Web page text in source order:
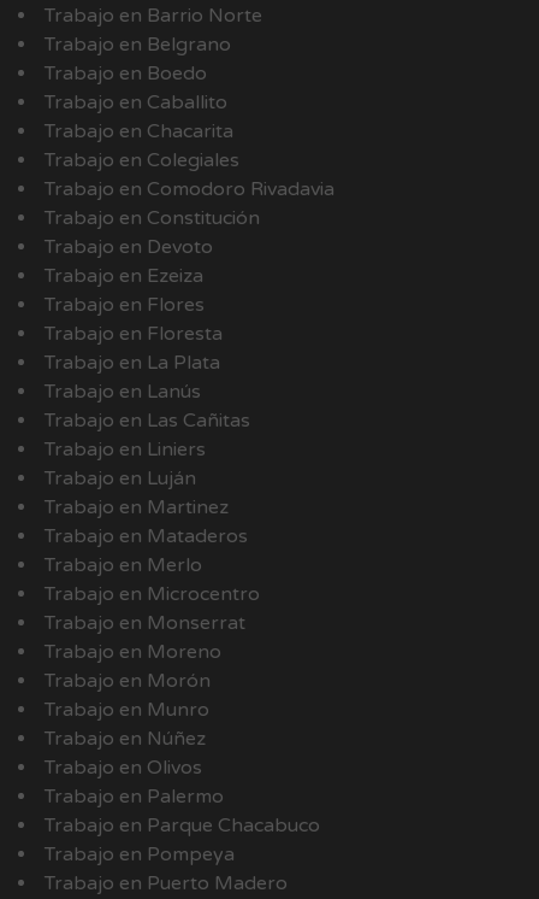
Trabajo en Barrio Norte
Trabajo en Belgrano
Trabajo en Boedo
Trabajo en Caballito
Trabajo en Chacarita
Trabajo en Colegiales
Trabajo en Comodoro Rivadavia
Trabajo en Constitución
Trabajo en Devoto
Trabajo en Ezeiza
Trabajo en Flores
Trabajo en Floresta
Trabajo en La Plata
Trabajo en Lanús
Trabajo en Las Cañitas
Trabajo en Liniers
Trabajo en Luján
Trabajo en Martinez
Trabajo en Mataderos
Trabajo en Merlo
Trabajo en Microcentro
Trabajo en Monserrat
Trabajo en Moreno
Trabajo en Morón
Trabajo en Munro
Trabajo en Núñez
Trabajo en Olivos
Trabajo en Palermo
Trabajo en Parque Chacabuco
Trabajo en Pompeya
Trabajo en Puerto Madero